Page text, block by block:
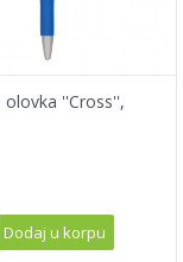
olovka ''Cross'',
Dodaj u korpu